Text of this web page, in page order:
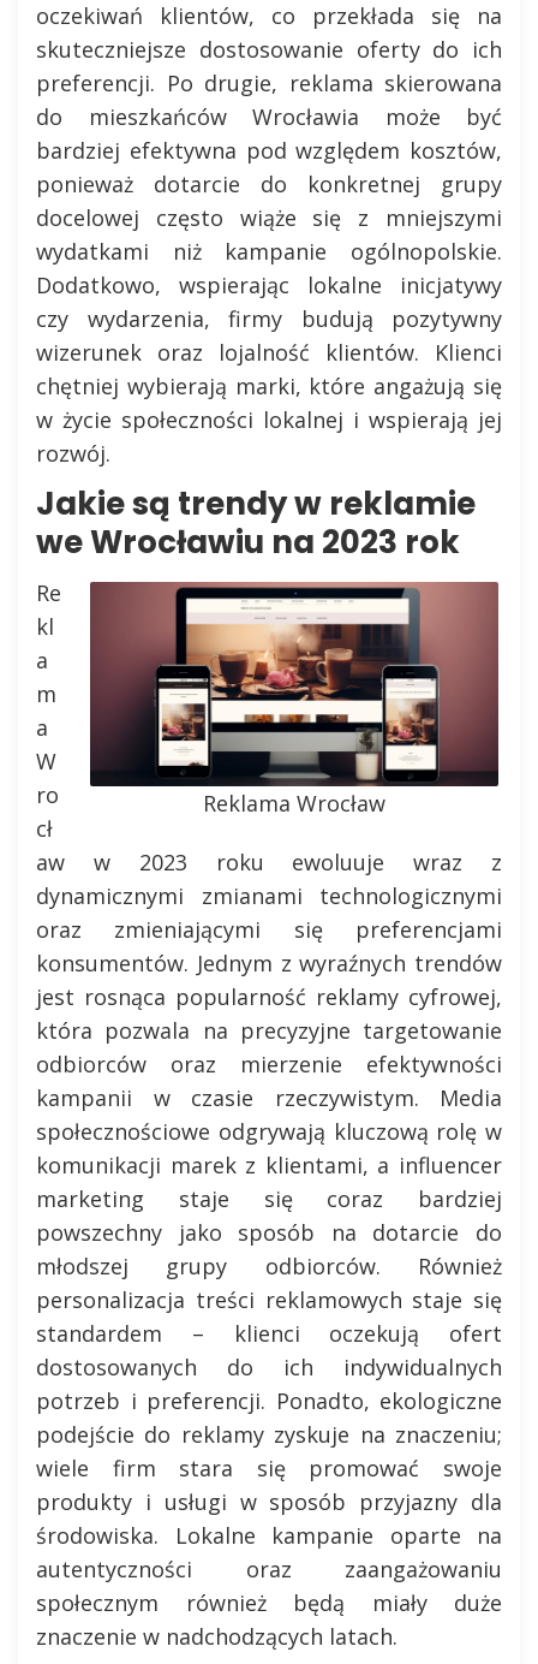
oczekiwań klientów, co przekłada się na
skuteczniejsze dostosowanie oferty do ich
preferencji. Po drugie, reklama skierowana
do mieszkańców Wrocławia może być
bardziej efektywna pod względem kosztów,
ponieważ dotarcie do konkretnej grupy
docelowej często wiąże się z mniejszymi
wydatkami niż kampanie ogólnopolskie.
Dodatkowo, wspierając lokalne inicjatywy
czy wydarzenia, firmy budują pozytywny
wizerunek oraz lojalność klientów. Klienci
chętniej wybierają marki, które angażują się
w życie społeczności lokalnej i wspierają jej
rozwój.
Jakie są trendy w reklamie
we Wrocławiu na 2023 rok
Reklama Wrocław
Re
kl
a
m
a
W
ro
cł
aw w 2023 roku ewoluuje wraz z
dynamicznymi zmianami technologicznymi
oraz zmieniającymi się preferencjami
konsumentów. Jednym z wyraźnych trendów
jest rosnąca popularność reklamy cyfrowej,
która pozwala na precyzyjne targetowanie
odbiorców oraz mierzenie efektywności
kampanii w czasie rzeczywistym. Media
społecznościowe odgrywają kluczową rolę w
komunikacji marek z klientami, a influencer
marketing staje się coraz bardziej
powszechny jako sposób na dotarcie do
młodszej grupy odbiorców. Również
personalizacja treści reklamowych staje się
standardem – klienci oczekują ofert
dostosowanych do ich indywidualnych
potrzeb i preferencji. Ponadto, ekologiczne
podejście do reklamy zyskuje na znaczeniu;
wiele firm stara się promować swoje
produkty i usługi w sposób przyjazny dla
środowiska. Lokalne kampanie oparte na
autentyczności oraz zaangażowaniu
społecznym również będą miały duże
znaczenie w nadchodzących latach.